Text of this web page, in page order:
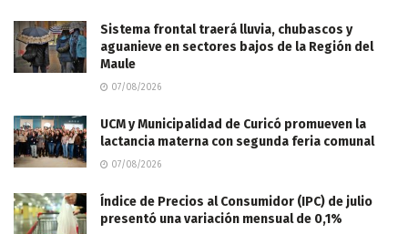
Sistema frontal traerá lluvia, chubascos y
aguanieve en sectores bajos de la Región del
Maule
07/08/2026
UCM y Municipalidad de Curicó promueven la
lactancia materna con segunda feria comunal
07/08/2026
Índice de Precios al Consumidor (IPC) de julio
presentó una variación mensual de 0,1%